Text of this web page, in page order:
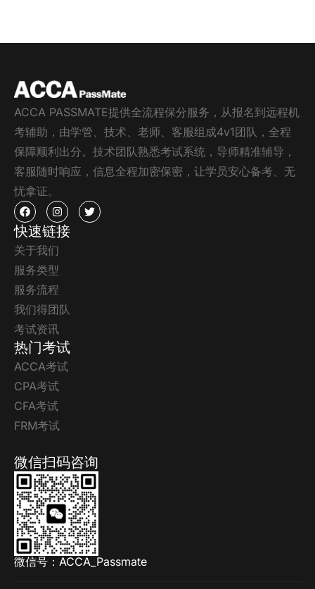
ACCA PASSMATE提供全流程保分服务，从报名到远程机
考辅助，由学管、技术、老师、客服组成4v1团队，全程
保障顺利出分。技术团队熟悉考试系统，导师精准辅导，
客服随时响应，信息全程加密保密，让学员安心备考、无
忧拿证。
快速链接
关于我们
服务类型
服务流程
我们得团队
考试资讯
热门考试
ACCA考试
CPA考试
CFA考试
FRM考试
微信扫码咨询
微信号：ACCA_Passmate